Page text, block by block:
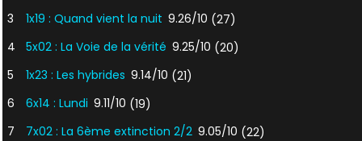
3
1x19 : Quand vient la nuit 9.26/10 (27)
4
5x02 : La Voie de la vérité 9.25/10 (20)
5
1x23 : Les hybrides 9.14/10 (21)
6
6x14 : Lundi 9.11/10 (19)
7
7x02 : La 6ème extinction 2/2 9.05/10 (22)